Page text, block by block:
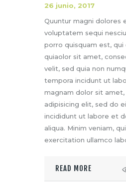
26 junio, 2017
Quuntur magni dolores
voluptatem sequi
porro quisquam est, qui
quiaolor sit amet,
velit, sed quia non
tempora incidunt ut
magnam dolor sit
adipisicing elit, sed do
incididunt ut labore et
aliqua. Minim veniam,
exercitation ullamco
READ MORE